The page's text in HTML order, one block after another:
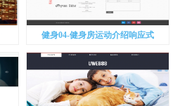
健身04-健身房运动介绍响应式